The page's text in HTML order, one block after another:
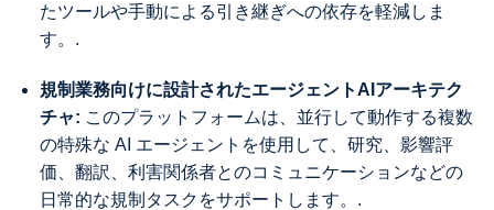
たツールや手動による引き継ぎへの依存を軽減しま
す。.
規制業務向けに設計されたエージェントAIアーキテク
チャ: このプラットフォームは、並行して動作する複数
の特殊な AI エージェントを使用して、研究、影響評
価、翻訳、利害関係者とのコミュニケーションなどの
日常的な規制タスクをサポートします。.